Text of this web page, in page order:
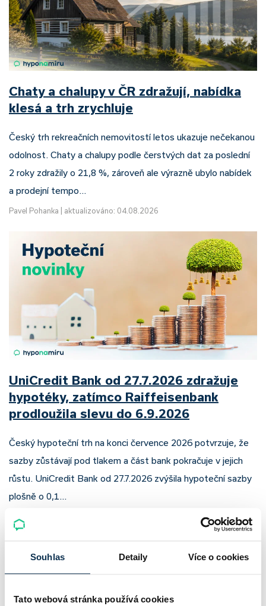
Souhlas Detaily Více o cookies
Tato webová stránka používá cookies
Chaty a chalupy v ČR zdražují, nabídka
klesá a trh zrychluje
Český trh rekreačních nemovitostí letos ukazuje nečekanou
odolnost. Chaty a chalupy podle čerstvých dat za poslední
2 roky zdražily o 21,8 %, zároveň ale výrazně ubylo nabídek
a prodejní tempo…
Pavel Pohanka aktualizováno: 04.08.2026
UniCredit Bank od 27.7.2026 zdražuje
hypotéky, zatímco Raiffeisenbank
prodloužila slevu do 6.9.2026
Český hypoteční trh na konci července 2026 potvrzuje, že
sazby zůstávají pod tlakem a část bank pokračuje v jejich
růstu. UniCredit Bank od 27.7.2026 zvýšila hypoteční sazby
plošně o 0,1…
4 minuty k přečtení